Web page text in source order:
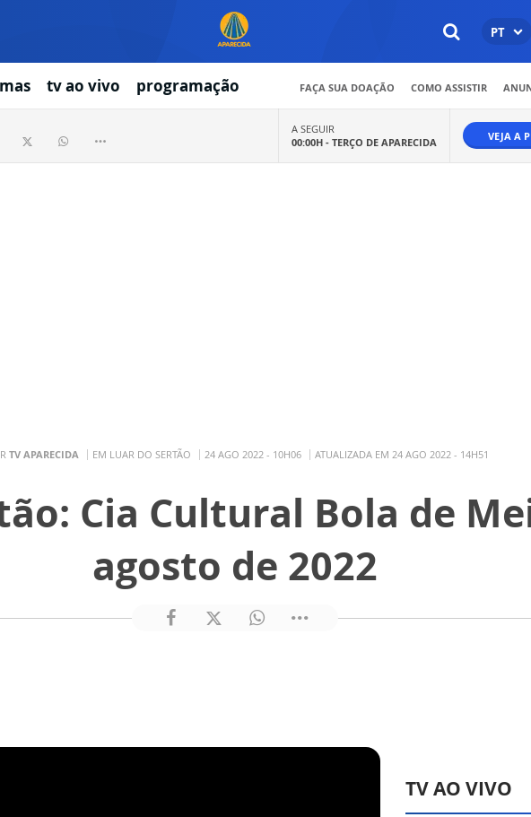
PT
tv ao vivo programação FAÇA SUA DOAÇÃO COMO ASSISTIR
A SEGUIR
00:00H - TERÇO DE APARECIDA VEJA A
TV APARECIDA EM LUAR DO SERTÃO 24 AGO 2022 - 10H06 ATUALIZADA EM 24 AGO 2022 - 14H51
Cia Cultural Bola de
agosto de 2022
TV AO VIVO